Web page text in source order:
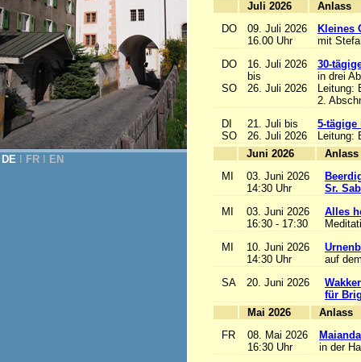
DE FR EN
Juli 2026
DO
09. Juli 2026
16.00 Uhr
Kleines
mit
DO
SO
16. Juli 2026
bis
26. Juli 2026
30-
in drei
Leitung:
2.
DI
SO
21. Juli bis
26. Juli 2026
5-
Leitung:
Juni 2026
MI
03. Juni 2026
14:30 Uhr
Sr.
MI
03. Juni 2026
16:30 - 17:30
Alles
MI
10. Juni 2026
14:30 Uhr
auf
SA
20. Juni 2026
für
Mai 2026
FR
08. Mai 2026
16:30 Uhr
in der